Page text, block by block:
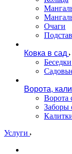
Очаги
Ковка в сад
Беседки
Ворота,
Ворота
Заборы
Услуги